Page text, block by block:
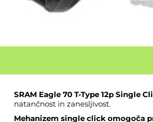
SRAM Eagle 70 T-Type 12p Single
natančnost in zanesljivost.
Mehanizem single click omogoča